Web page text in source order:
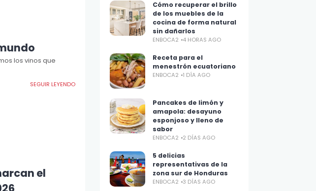
los vinos que
SEGUIR LEYENDO
el
Cómo recuperar el brillo
de los muebles de la
cocina de forma natural
sin dañarlos
ENBOCA2 4 HORAS AGO
Receta para el
menestrón ecuatoriano
ENBOCA2 1 DÍA AGO
Pancakes de limón y
amapola: desayuno
esponjoso y lleno de
sabor
ENBOCA2 2 DÍAS AGO
5 delicias
representativas de la
zona sur de Honduras
ENBOCA2 3 DÍAS AGO